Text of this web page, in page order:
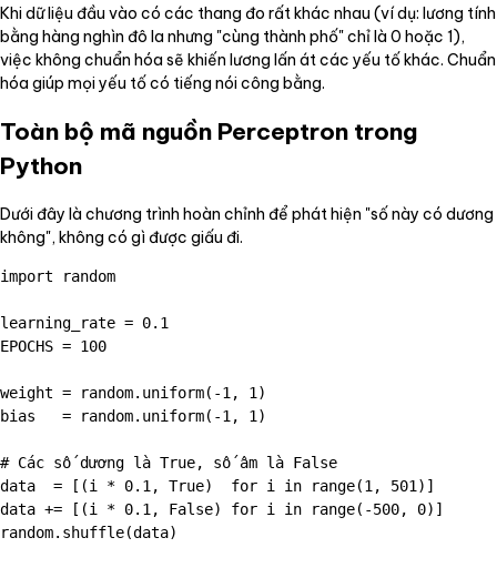
Khi dữ liệu đầu vào có các thang đo rất khác nhau (ví dụ: lương tính
bằng hàng nghìn đô la nhưng "cùng thành phố" chỉ là 0 hoặc 1),
việc không chuẩn hóa sẽ khiến lương lấn át các yếu tố khác. Chuẩn
hóa giúp mọi yếu tố có tiếng nói công bằng.
Toàn bộ mã nguồn Perceptron trong
Python
Dưới đây là chương trình hoàn chỉnh để phát hiện "số này có dương
không", không có gì được giấu đi.
import random
learning_rate = 0.1
EPOCHS = 100
weight = random.uniform(-1, 1)
bias   = random.uniform(-1, 1)
# Các số dương là True, số âm là False
data  = [(i * 0.1, True)  for i in range(1, 501)]
data += [(i * 0.1, False) for i in range(-500, 0)]
random.shuffle(data)